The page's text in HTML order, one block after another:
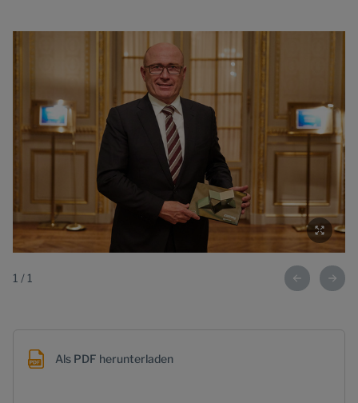
1 / 1
Als PDF herunterladen